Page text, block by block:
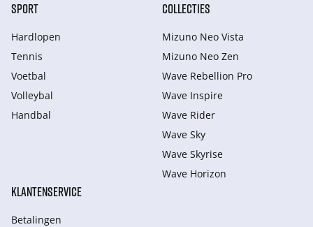
SPORT
Hardlopen
Tennis
Voetbal
Volleybal
Handbal
COLLECTIES
Mizuno Neo Vista
Mizuno Neo Zen
Wave Rebellion Pro
Wave Inspire
Wave Rider
Wave Sky
Wave Skyrise
Wave Horizon
KLANTENSERVICE
Betalingen